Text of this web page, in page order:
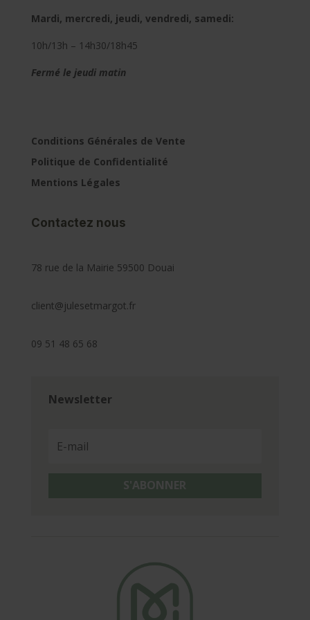
Mardi, mercredi, jeudi, vendredi, samedi:
10h/13h – 14h30/18h45
Fermé le jeudi matin
Conditions Générales de Vente
Politique de Confidentialité
Mentions Légales
Contactez nous
78 rue de la Mairie 59500 Douai
client@julesetmargot.fr
09 51 48 65 68
Newsletter
S'ABONNER